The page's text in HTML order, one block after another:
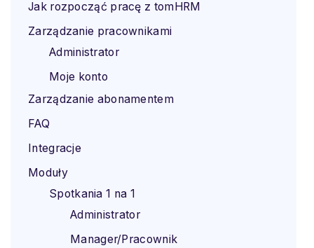
Jak rozpocząć pracę z tomHRM
Zarządzanie pracownikami
Administrator
Moje konto
Zarządzanie abonamentem
FAQ
Integracje
Moduły
Spotkania 1 na 1
Administrator
Manager/Pracownik